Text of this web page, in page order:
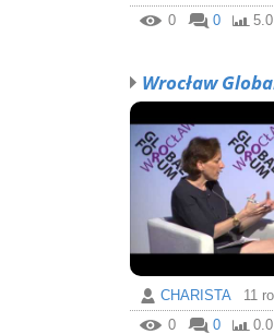
0
0 5.0
CHARISTA
11
0
0 0.0